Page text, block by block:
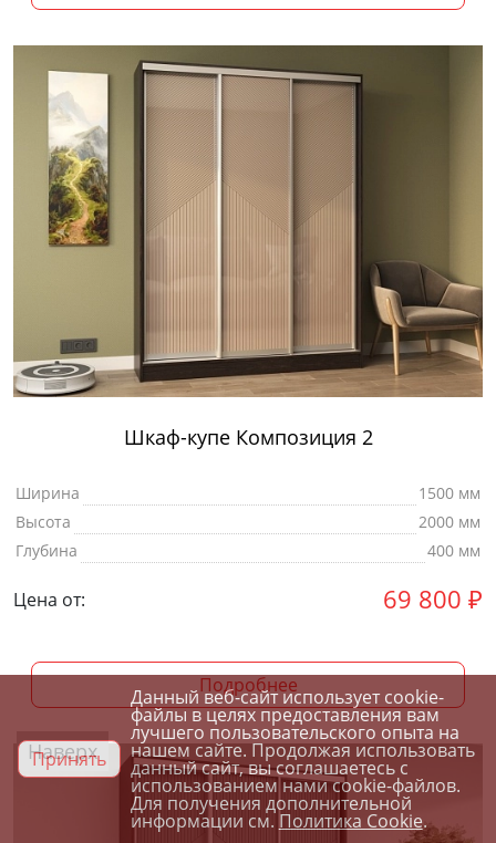
Шкаф-купе Композиция 2
Ширина
1500 мм
Высота
2000 мм
Глубина
400 мм
Цена от: 69 800 ₽
Подробнее
Наверх
Принять
Данный веб-сайт использует cookie-
файлы в целях предоставления вам
лучшего пользовательского опыта на
нашем сайте. Продолжая использовать
данный сайт, вы соглашаетесь с
использованием нами cookie-файлов.
Для получения дополнительной
информации см.Политика Cookie.